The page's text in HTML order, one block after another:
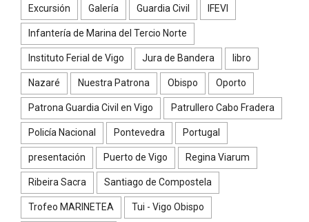
Excursión Galería Guardia Civil IFEVI
Infantería de Marina del Tercio Norte
Instituto Ferial de Vigo Jura de Bandera libro
Nazaré Nuestra Patrona Obispo Oporto
Patrona Guardia Civil en Vigo Patrullero Cabo Fradera
Policía Nacional Pontevedra Portugal
presentación Puerto de Vigo Regina Viarum
Ribeira Sacra Santiago de Compostela
Trofeo MARINETEA Tui - Vigo Obispo